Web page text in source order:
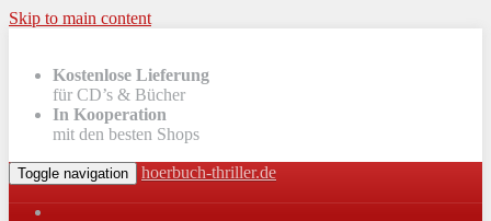
Skip to main content
Kostenlose Lieferung
für CD’s & Bücher
In Kooperation
mit den besten Shops
Toggle navigation hoerbuch-thriller.de